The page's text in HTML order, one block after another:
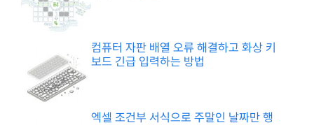
컴퓨터 자판 배열 오류 해결하고 화상 키
보드 긴급 입력하는 방법
엑셀 조건부 서식으로 주말인 날짜만 행